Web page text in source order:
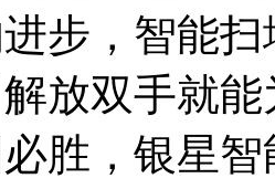
步，智能
放双手就
胜，银星